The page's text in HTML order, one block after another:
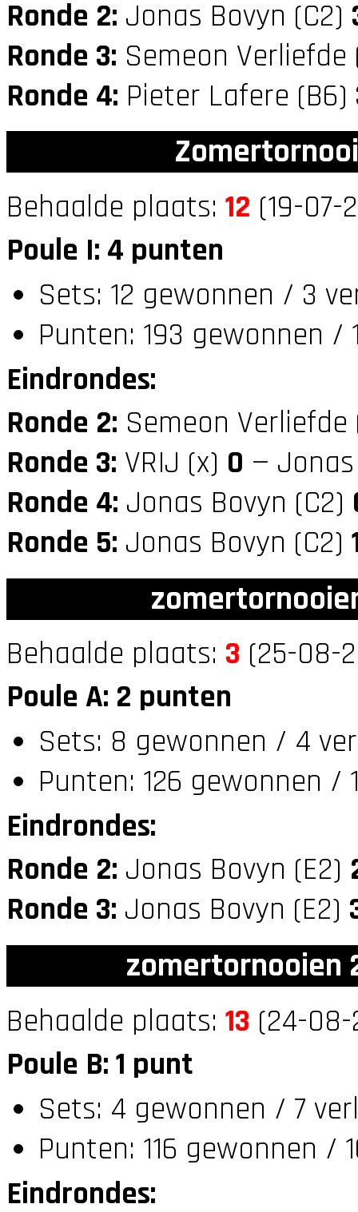
Ronde 2: Jonas Bovyn (C2)
Ronde 3: Semeon
Ronde 4: Pieter Lafere (B6)
Behaalde plaats: 12 (19-07-
Poule I: 4 punten
Sets: 12 gewonnen / 3
Punten: 193 gewonnen /
Eindrondes:
Ronde 2: Semeon
Ronde 3: VRIJ (x) 0 —
Ronde 4: Jonas Bovyn (C2)
Ronde 5: Jonas Bovyn (C2)
Behaalde plaats: 3 (25-08-
Poule A: 2 punten
Sets: 8 gewonnen / 4
Punten: 126 gewonnen /
Eindrondes:
Ronde 2: Jonas Bovyn (E2)
Ronde 3: Jonas Bovyn (E2)
zomertornooien
Behaalde plaats: 13 (24-08-
Poule B: 1 punt
Sets: 4 gewonnen / 7
Punten: 116 gewonnen /
Eindrondes: